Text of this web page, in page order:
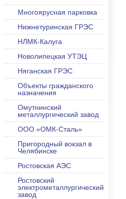
Многоярусная парковка
Нижнетуринская ГРЭС
НЛМК-Калуга
Новолипецкая УТЭЦ
Няганская ГРЭС
Объекты гражданского
назначения
Омутнинский
металлургический завод
ООО «ОМК-Сталь»
Пригородный вокзал в
Челябинске
Ростовская АЭС
Ростовский
электрометаллургический
завод